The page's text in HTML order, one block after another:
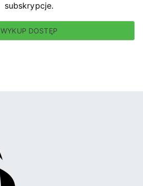
subskrypcje.
WYKUP DOSTĘP